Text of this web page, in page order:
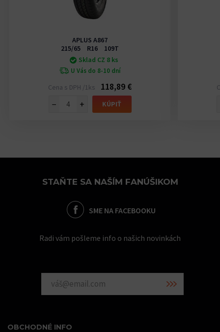
APLUS A867
215/65 R16 109T
Sklad CZ 8 ks
U Vás do 8-10 dní
Cena s DPH /1ks
118,89 €
−
+ KÚPIŤ
STAŇTE SA NAŠÍM FANÚŠIKOM
SME NA FACEBOOKU
Radi vám pošleme info o našich novinkách
OBCHODNÉ INFO